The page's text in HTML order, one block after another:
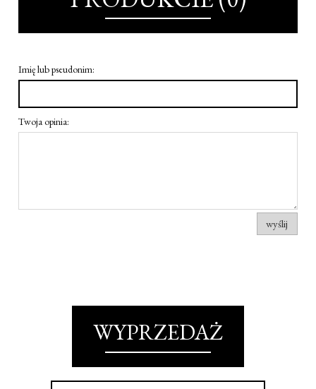
Imię lub pseudonim:
Twoja opinia:
wyślij
WYPRZEDAŻ